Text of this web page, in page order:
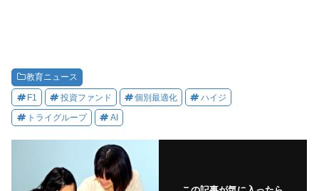
教育ニュース
F1 投資ファンド 個別最適化 ハイジ
トライグループ AI